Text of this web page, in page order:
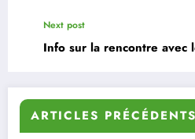
Next post
Info sur la rencontre avec
ARTICLES PRÉCÉDENTS